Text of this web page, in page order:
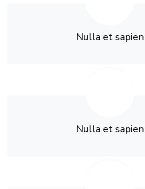
Nulla et sapien
Nulla et sapien